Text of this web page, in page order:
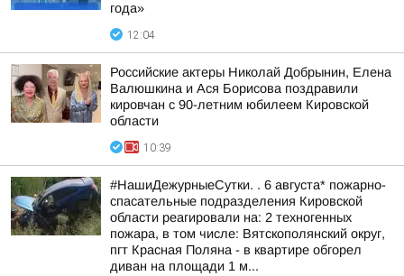
года»
12:04
Российские актеры Николай Добрынин, Елена
Валюшкина и Ася Борисова поздравили
кировчан с 90-летним юбилеем Кировской
области
10:39
#НашиДежурныеСутки. . 6 августа* пожарно-
спасательные подразделения Кировской
области реагировали на: 2 техногенных
пожара, в том числе: Вятскополянский округ,
пгт Красная Поляна - в квартире обгорел
диван на площади 1 м...